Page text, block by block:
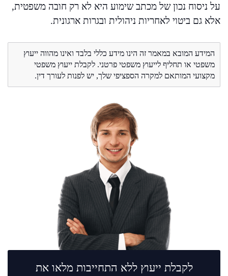
על ניסוח נכון של מכתב שימוע היא לא רק חובה משפטית,
אלא גם ביטוי לאחריות ניהולית ובגרות ארגונית.
המידע המובא במאמר זה הינו מידע כללי בלבד ואינו מהווה ייעוץ
משפטי או תחליף לייעוץ משפטי פרטני. לקבלת ייעוץ משפטי
מקצועי המותאם למקרה הספציפי שלך, יש לפנות לעורך דין.
לקבלת ייעוץ ללא התחייבות מלאו את